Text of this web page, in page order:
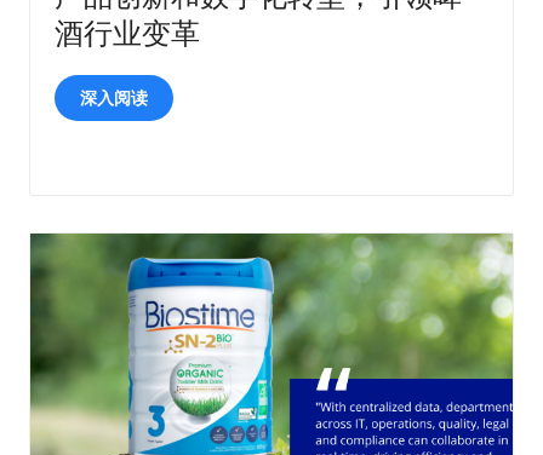
酒行业变革
深入阅读